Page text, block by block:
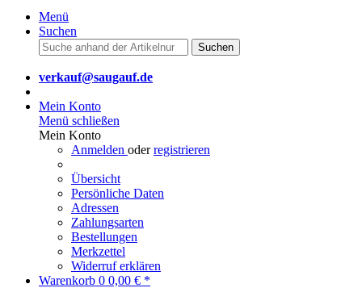
Menü
Suchen
Suchen
verkauf@saugauf.de
Mein Konto
Menü schließen
Mein Konto
Anmelden oderregistrieren
Übersicht
Persönliche Daten
Adressen
Zahlungsarten
Bestellungen
Merkzettel
Widerruf erklären
Warenkorb 0 0,00 € *